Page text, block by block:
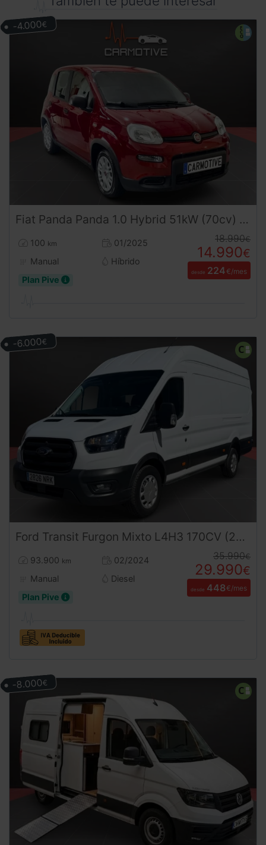
Fiat Panda Panda 1.0 Hybrid 51kW (70cv) KM0
100 km
01/2025
Manual
Híbrido
Plan Pive
18.990€
14.990€
desde 224€/mes
-4.000€
Ford Transit Furgon Mixto L4H3 170CV (2024) – 6 Plazas Retráctiles Gran Volumen Ocasión ¡Desde 450 €/mes!
93.900 km
02/2024
Manual
Diesel
Plan Pive
35.990€
29.990€
desde 448€/mes
-6.000€
-8.000€